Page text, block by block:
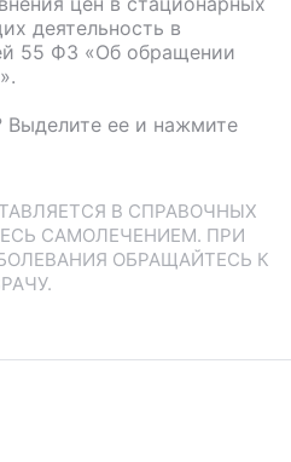
деятельность в
55 ФЗ «Об обращении
ее и нажмите
В СПРАВОЧНЫХ
САМОЛЕЧЕНИЕМ. ПРИ
ОБРАЩАЙТЕСЬ К